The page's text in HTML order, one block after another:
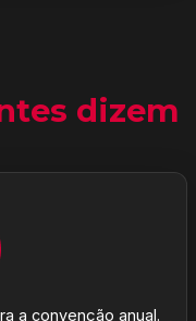
dizem
a convenção anual.